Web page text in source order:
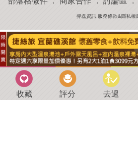
羿磊資訊 服務條款&隱私權
收藏 評分 去過